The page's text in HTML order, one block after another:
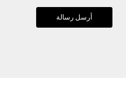
أرسل رسالة